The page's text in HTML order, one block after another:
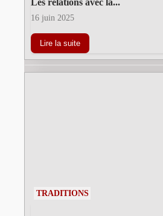
16 juin 2025
Lire la suite
TRADITIONS